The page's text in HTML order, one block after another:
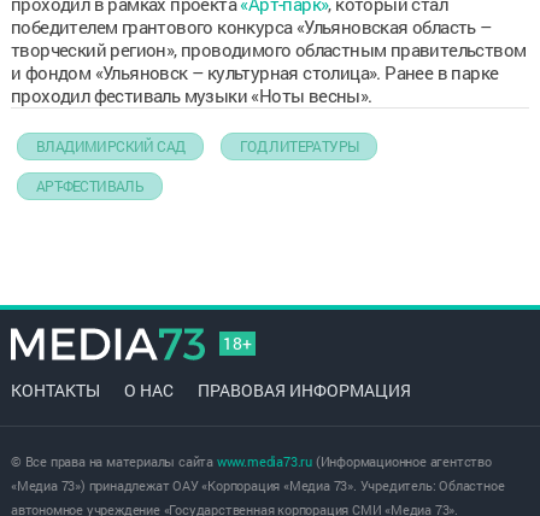
победителем грантового конкурса «Ульяновская область –
творческий регион», проводимого областным правительством
и фондом «Ульяновск – культурная столица». Ранее в парке
проходил фестиваль музыки «Ноты весны».
ВЛАДИМИРСКИЙ САД ГОД ЛИТЕРАТУРЫ
АРТ-ФЕСТИВАЛЬ
18+
КОНТАКТЫ О НАС ПРАВОВАЯ ИНФОРМАЦИЯ
© Все права на материалы сайта www.media73.ru(Информационное агентство
«Медиа 73») принадлежат ОАУ «Корпорация «Медиа 73». Учредитель: Областное
автономное учреждение «Государственная корпорация СМИ «Медиа 73».